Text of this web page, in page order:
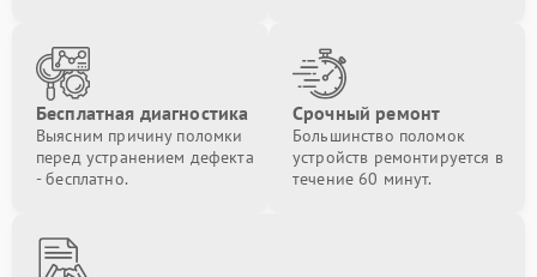
Бесплатная диагностика
Выясним причину поломки
перед устранением дефекта
- бесплатно.
Срочный ремонт
Большинство поломок
устройств ремонтируется в
течение 60 минут.